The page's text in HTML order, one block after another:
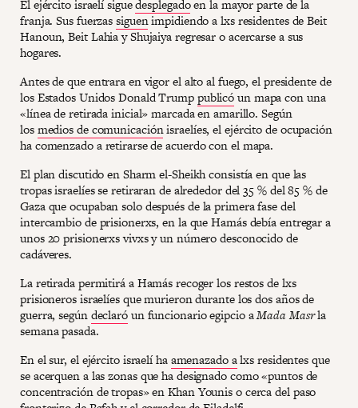
El ejército israelí siguedesplegadoen la mayor parte de la
franja. Sus fuerzassiguenimpidiendo a lxs residentes de Beit
Hanoun, Beit Lahia y Shujaiya regresar o acercarse a sus
hogares.
Antes de que entrara en vigor el alto al fuego, el presidente de
los Estados Unidos Donald Trumppublicóun mapa con una
«línea de retirada inicial» marcada en amarillo. Según
losmedios de comunicaciónisraelíes, el ejército de ocupación
ha comenzado a retirarse de acuerdo con el mapa.
El plan discutido en Sharm el-Sheikh consistía en que las
tropas israelíes se retiraran de alrededor del 35 % del 85 % de
Gaza que ocupaban solo después de la primera fase del
intercambio de prisionerxs, en la que Hamás debía entregar a
unos 20 prisionerxs vivxs y un número desconocido de
cadáveres.
La retirada permitirá a Hamás recoger los restos de lxs
prisioneros israelíes que murieron durante los dos años de
guerra, segúndeclaróun funcionario egipcio aMada Masrla
semana pasada.
En el sur, el ejército israelí haamenazado alxs residentes que
se acerquen a las zonas que ha designado como «puntos de
concentración de tropas» en Khan Younis o cerca del paso